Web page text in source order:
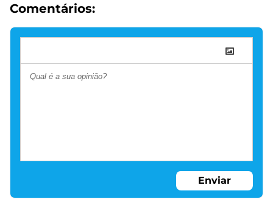
Comentários:
Enviar